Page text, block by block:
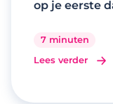
op je eerste
7 minuten
Lees verder